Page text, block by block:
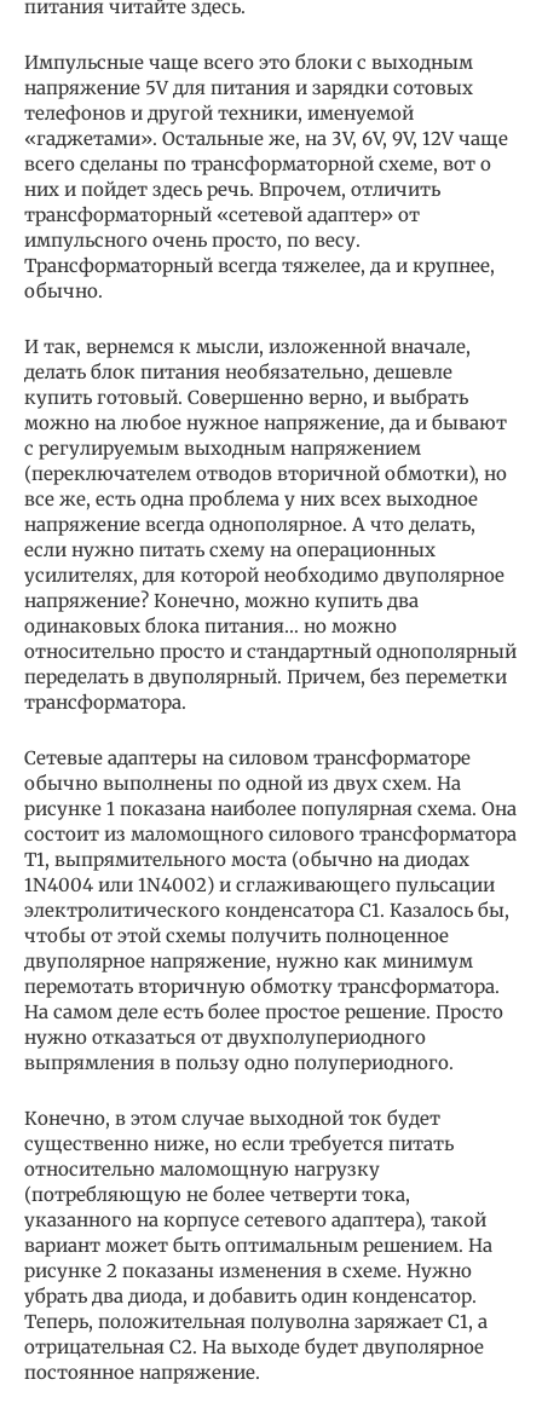
питания читайте здесь.
Импульсные чаще всего это блоки с выходным
напряжение 5V для питания и зарядки сотовых
телефонов и другой техники, именуемой
«гаджетами». Остальные же, на 3V, 6V, 9V, 12V чаще
всего сделаны по трансформаторной схеме, вот о
них и пойдет здесь речь. Впрочем, отличить
трансформаторный «сетевой адаптер» от
импульсного очень просто, по весу.
Трансформаторный всегда тяжелее, да и крупнее,
обычно.
И так, вернемся к мысли, изложенной вначале,
делать блок питания необязательно, дешевле
купить готовый. Совершенно верно, и выбрать
можно на любое нужное напряжение, да и бывают
с регулируемым выходным напряжением
(переключателем отводов вторичной обмотки), но
все же, есть одна проблема у них всех выходное
напряжение всегда однополярное. А что делать,
если нужно питать схему на операционных
усилителях, для которой необходимо двуполярное
напряжение? Конечно, можно купить два
одинаковых блока питания… но можно
относительно просто и стандартный однополярный
переделать в двуполярный. Причем, без переметки
трансформатора.
Сетевые адаптеры на силовом трансформаторе
обычно выполнены по одной из двух схем. На
рисунке 1 показана наиболее популярная схема. Она
состоит из маломощного силового трансформатора
Т1, выпрямительного моста (обычно на диодах
1N4004 или 1N4002) и сглаживающего пульсации
электролитического конденсатора С1. Казалось бы,
чтобы от этой схемы получить полноценное
двуполярное напряжение, нужно как минимум
перемотать вторичную обмотку трансформатора.
На самом деле есть более простое решение. Просто
нужно отказаться от двухполупериодного
выпрямления в пользу одно полупериодного.
Конечно, в этом случае выходной ток будет
существенно ниже, но если требуется питать
относительно маломощную нагрузку
(потребляющую не более четверти тока,
указанного на корпусе сетевого адаптера), такой
вариант может быть оптимальным решением. На
рисунке 2 показаны изменения в схеме. Нужно
убрать два диода, и добавить один конденсатор.
Теперь, положительная полуволна заряжает С1, а
отрицательная С2. На выходе будет двуполярное
постоянное напряжение.